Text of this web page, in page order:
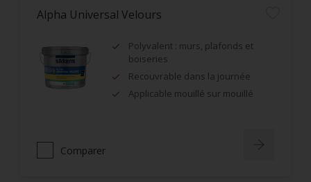
Alpha Universal Velours
Polyvalent : murs, plafonds et
boiseries
Recouvrable dans la journée
Applicable mouillé sur mouillé
Comparer